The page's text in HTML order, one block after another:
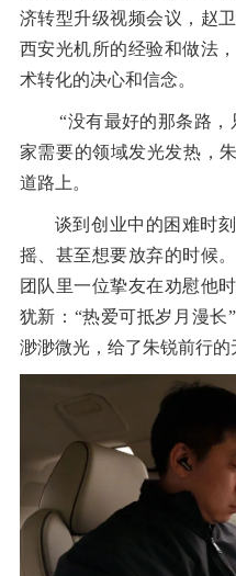
济转型升级视频会议，赵
西安光机所的经验和做法
术转化的决心和信念。
“没有最好的那条路，
家需要的领域发光发热，
道路上。
谈到创业中的困难时
摇、甚至想要放弃的时候
团队里一位挚友在劝慰他
犹新：“热爱可抵岁月漫长
渺渺微光，给了朱锐前行的